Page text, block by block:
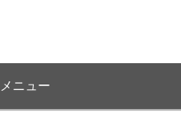
メニュー